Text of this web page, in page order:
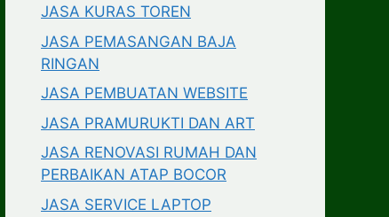
JASA KURAS TOREN
JASA PEMASANGAN BAJA
RINGAN
JASA PEMBUATAN WEBSITE
JASA PRAMURUKTI DAN ART
JASA RENOVASI RUMAH DAN
PERBAIKAN ATAP BOCOR
JASA SERVICE LAPTOP